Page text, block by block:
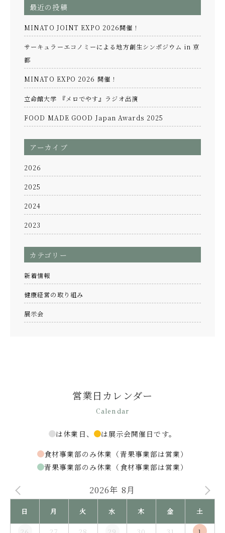
最近の投稿
MINATO JOINT EXPO 2026開催！
サーキュラーエコノミーによる地方創生シンポジウム in 京
都
MINATO EXPO 2026 開催！
立命館大学 『メロでやす』ラジオ出演
FOOD MADE GOOD Japan Awards 2025
アーカイブ
2026
2025
2024
2023
カテゴリー
新着情報
健康経営の取り組み
展示会
営業日カレンダー
Calendar
は休業日、
は展示会開催日です。
食材事業部のみ休業（青果事業部は営業）
青果事業部のみ休業（食材事業部は営業）
2026年 8月
日 月 火 水 木 金 土